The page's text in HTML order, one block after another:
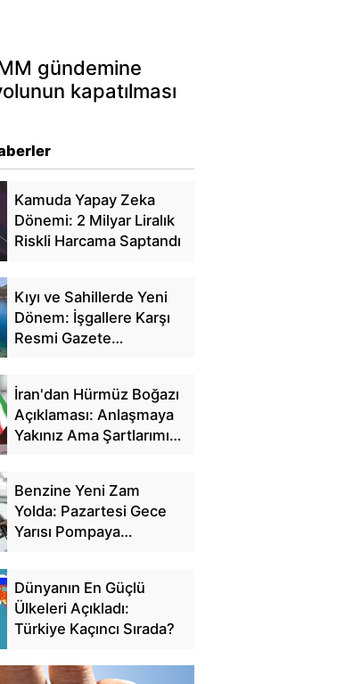
gündemine
kapatılması
Kamuda Yapay Zeka
Dönemi: 2 Milyar Liralık
Riskli Harcama Saptandı
Kıyı ve Sahillerde Yeni
Dönem: İşgallere Karşı
Resmi Gazete
İran'dan Hürmüz Boğazı
Açıklaması: Anlaşmaya
Yakınız Ama Şartlarımız
Benzine Yeni Zam
Yolda: Pazartesi Gece
Yarısı Pompaya
Dünyanın En Güçlü
Ülkeleri Açıkladı:
Türkiye Kaçıncı Sırada?